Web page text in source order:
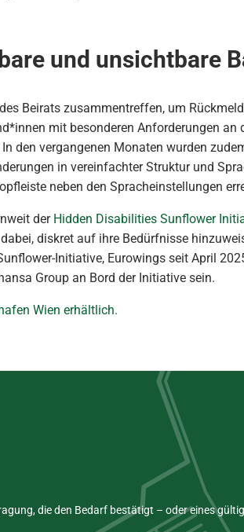
und unsichtbare
Beirats zusammentreffen, um
mit besonderen Anforderungen
den vergangenen Monaten wurden
in vereinfachter Struktur und
neben den Spracheinstellungen
der Hidden Disabilities Sunflower
diskret auf ihre Bedürfnisse
Initiative, Eurowings seit April
Group an Bord der Initiative sein.
Wien erhältlich.
die den Bedarf bestätigt – oder eines